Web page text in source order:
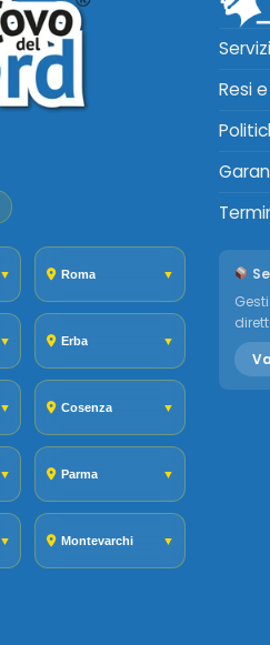
▼ Roma ▼
▼ Erba ▼
▼ Cosenza ▼
▼ Parma ▼
▼ Montevarchi ▼
Resi